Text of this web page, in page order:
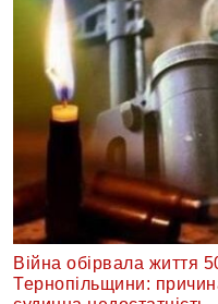
Війна обірвала життя
Тернопільщини: